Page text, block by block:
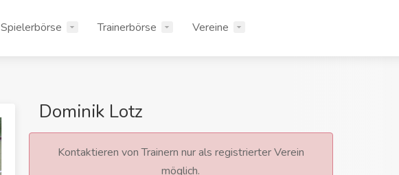
Spielerbörse Trainerbörse Vereine
Dominik Lotz
Kontaktieren von Trainern nur als registrierter Verein
möglich.